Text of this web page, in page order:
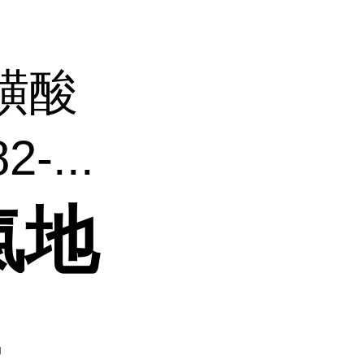
酸
...
地